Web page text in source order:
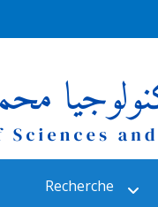
Recherche